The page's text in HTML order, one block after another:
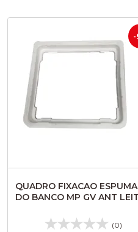
-
QUADRO FIXACAO ESPUMA
DO BANCO MP GV ANT
(0)